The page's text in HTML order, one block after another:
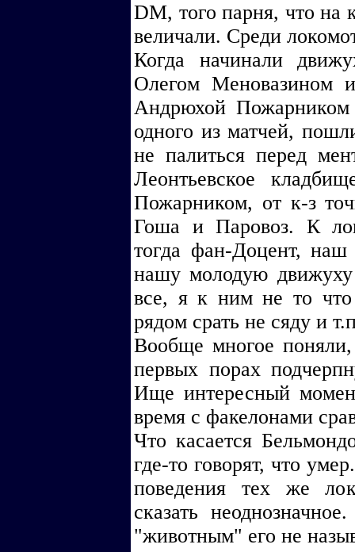
DM, того парня, что на
величали. Среди
Когда начинали
Олегом Меновазином
Андрюхой Пожарником
одного из матчей,
не палиться перед
Леонтьевское
Пожарником, от к-з
Гоша и Паровоз. К
тогда фан-Доцент,
нашу молодую движуху
все, я к ним не то
рядом срать не сяду и
Вообще многое
первых порах
Ище интересный
время с факелонами
Что касается
где-то говорят, что
поведения тех же
сказать
"животным" его не